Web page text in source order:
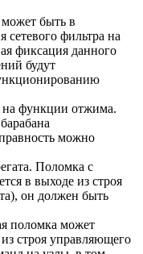
быть в
фильтра на
фиксация данного
будут
функции отжима.
можно
Поломка с
в выходе из строя
он должен быть
поломка может
строя управляющего